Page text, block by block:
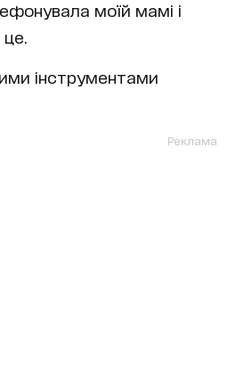
моїй мамі і
інструментами
Реклама